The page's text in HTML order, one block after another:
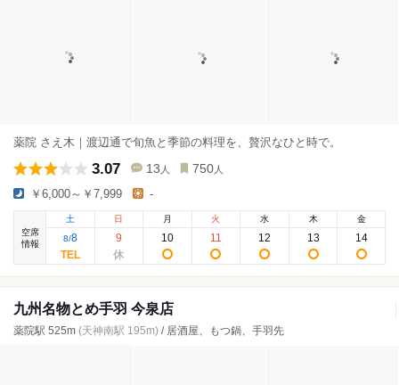
薬院 さえ木｜渡辺通で旬魚と季節の料理を、贅沢なひと時で。
3.07 13 人 750 人
￥6,000～￥7,999 -
空席
情報
土
8/8
日
9
月
10
火
11
水
12
木
13
金
14
九州名物とめ手羽 今泉店
薬院駅 525m (天神南駅 195m) / 居酒屋、もつ鍋、手羽先